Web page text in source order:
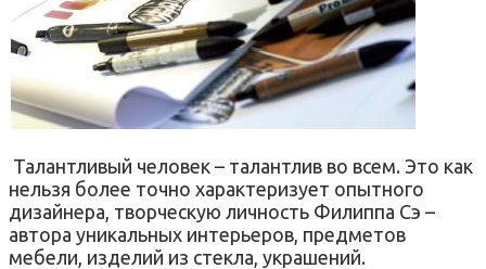
Талантливый человек – талантлив во всем. Это как
нельзя более точно характеризует опытного
дизайнера, творческую личность Филиппа Сэ –
автора уникальных интерьеров, предметов
мебели, изделий из стекла, украшений.